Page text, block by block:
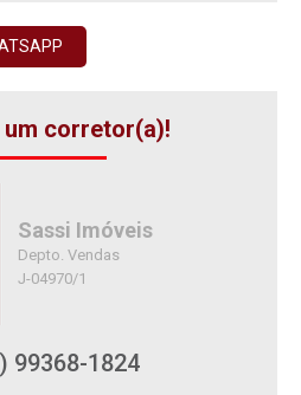
um corretor(a)!
Sassi Imóveis
Depto. Vendas
J-04970/1
99368-1824